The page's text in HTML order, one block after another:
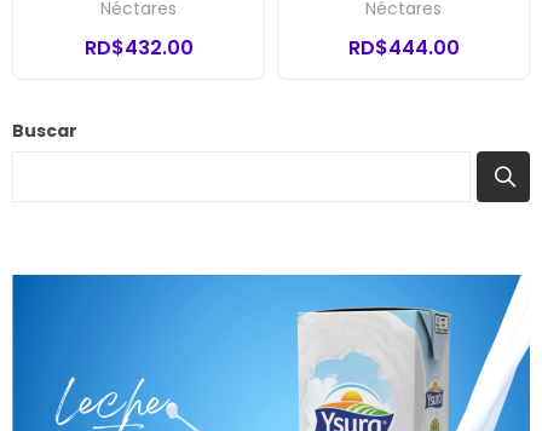
Néctares
RD$432.00
Néctares
RD$444.00
Buscar